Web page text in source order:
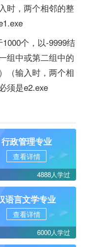
时，两个相邻的整
个，以-9999结
组中或第二组中的
（输入时，两个相
须是e2.exe
行政管理专业
查看详情
4888人学过
语言文学专业
查看详情
6000人学过